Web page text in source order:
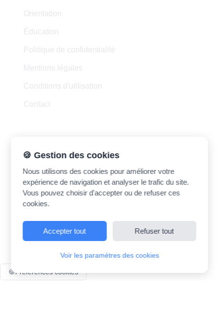
Orientation
Éducation
Politique de confidentialité
Mentions légales
Conditions d'utilisation
Contact
madrasatk.contact@gmail.com
©2026Madrasatk. Tous droits réservés.
🍪 Gestion des cookies
Nous utilisons des cookies pour améliorer votre
expérience de navigation et analyser le trafic du site.
Vous pouvez choisir d'accepter ou de refuser ces
cookies.
Accepter tout Refuser tout
Voir les paramètres des cookies
🍪Préférences cookies